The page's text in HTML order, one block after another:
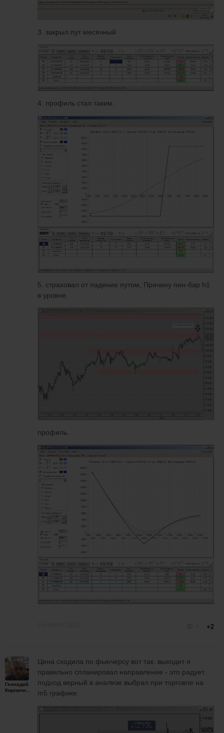
3. закрыл пут месячный
4. профиль стал таким.
5. страховал от падение путом, Причину пин-бар h1
в уровне.
профиль.
+2
Геннадий
Цена сходила по фьючерсу вот так. выходит я
правильно спланировал направление - это радует.
подход верный в анализе выбрал при торговле на
m5 графике.